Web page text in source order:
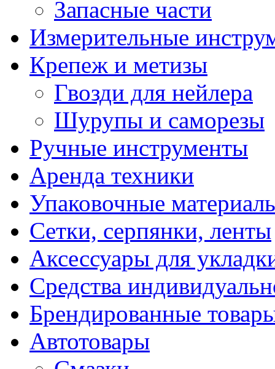
Запасные части
Измерительные
Крепеж и метизы
Гвозди для нейлера
Шурупы и саморезы
Ручные инструменты
Аренда техники
Упаковочные
Сетки, серпянки, ленты
Аксессуары для
Средства
Брендированные
Автотовары